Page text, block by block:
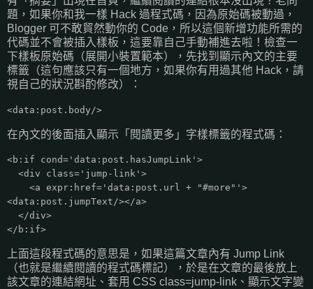
題，如果你和我一樣 Hack 過程式碼，因為原始碼被動過，
Blogger 可不敢貿然動你的 Code，所以這個新增功能所需的
代碼並不會被插入樣板，這要靠自己手動補進去啦！檢查一
下樣板原始碼（展開小裝置範本），先找到顯示內文的主要
標籤（這句應該只有一個地方，如果你有用過其他 Hack，請
視自己的狀況斟酌修改）：
<data:post.body/>
在內文的後面插入顯示「閱讀更多」字樣標籤的程式碼：
<b:if cond='data:post.hasJumpLink'>
<div class='jump-link'>
<a expr:href='data:post.url + "#more"'>
<data:post.jumpText/></a>
</div>
</b:if>
上面這段程式碼的意思是，如果這篇文章內有 Jump Link
（也就是繼續閱讀的程式碼標記），於是在文章的最後放上
該文章的連結網址、套用 CSS class=jump-link、顯示文字變